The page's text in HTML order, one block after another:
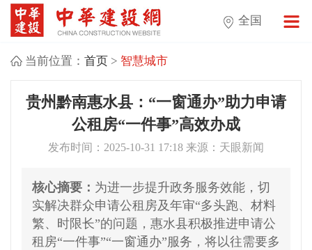
全国
当前位置： 首页> 智慧城市
贵州黔南惠水县：“一窗通办”助力申请
公租房“一件事”高效办成
发布时间：2025-10-31 17:18 来源：天眼新闻
核心摘要： 为进一步提升政务服务效能，切
实解决群众申请公租房及年审“多头跑、材料
繁、时限长”的问题，惠水县积极推进申请公
租房“一件事”“一窗通办”服务，将以往需要多